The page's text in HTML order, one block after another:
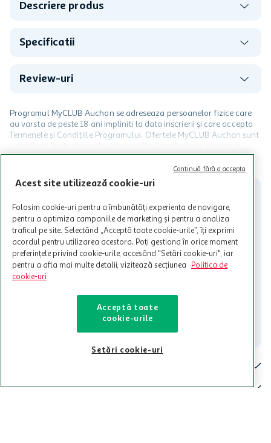
Descriere produs
Specificatii
Review-uri
Programul MyCLUB Auchan se adreseaza persoanelor fizice care
au varsta de peste 18 ani impliniti la data inscrierii și care accepta
Termenele și Condițiile Programului. Ofertele MyCLUB Auchan sunt
limita a 12 unitati / card client o singura data in perioada promotiei.
Cardul poate fi utilizat doar in legatura cu magazinele Auchan
participante și pentru acțiuni promotionale indicate de Auchan si
nu raspunde pentru imposibilitatea utilizarii Cardului in perioada in
care aceste este suspendat sau in perioada in care sunt efectuate
intretineri sau reparatii tehnice la sistemul de utilizarea al Cardului.
Contacteaza-ne!
021-9141 contact@auchan.ro
Contact
Cine suntem
Acest site utilizează cookie-uri
Folosim cookie-uri pentru a îmbunătăți experiența de navigare,
pentru a optimiza campaniile de marketing și pentru a analiza
traficul pe site. Selectând „Acceptă toate cookie-urile”, îți exprimi
acordul pentru utilizarea acestora. Poți gestiona în orice moment
preferințele privind cookie-urile, accesând "Setări cookie-uri", iar
pentru a afla mai multe detalii, vizitează secțiunea
Politica de
cookie-uri
Acceptă toate
cookie-urile
Setări cookie-uri
Continuă fără a accepta